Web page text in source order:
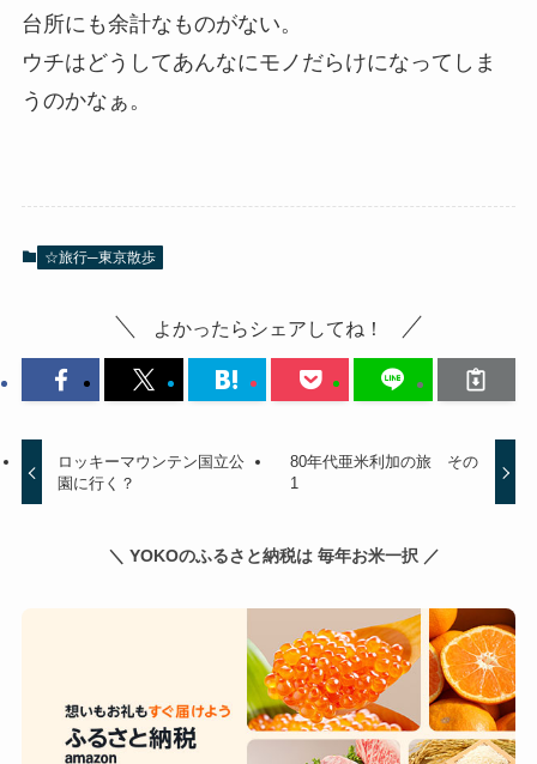
台所にも余計なものがない。
ウチはどうしてあんなにモノだらけになってしま
うのかなぁ。
☆旅行─東京散歩
よかったらシェアしてね！
ロッキーマウンテン国立公
園に行く？
80年代亜米利加の旅 その
1
＼ YOKOのふるさと納税は 毎年お米一択 ／